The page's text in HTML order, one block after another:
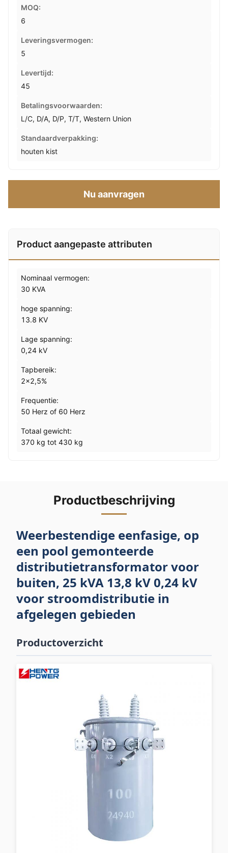
MOQ:
6
Leveringsvermogen:
5
Levertijd:
45
Betalingsvoorwaarden:
L/C, D/A, D/P, T/T, Western Union
Standaardverpakking:
houten kist
Nu aanvragen
Product aangepaste attributen
Nominaal vermogen:
30 KVA
hoge spanning:
13.8 KV
Lage spanning:
0,24 kV
Tapbereik:
2x2,5%
Frequentie:
50 Herz of 60 Herz
Totaal gewicht:
370 kg tot 430 kg
Productbeschrijving
Weerbestendige eenfasige, op
een pool gemonteerde
distributietransformator voor
buiten, 25 kVA 13,8 kV 0,24 kV
voor stroomdistributie in
afgelegen gebieden
Productoverzicht